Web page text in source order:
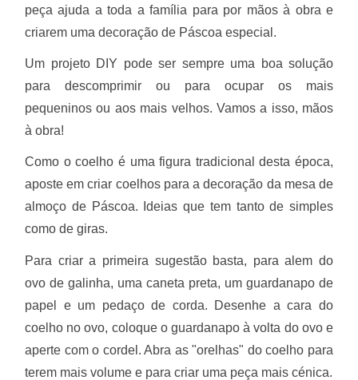
peça ajuda a toda a família para por mãos à obra e
criarem uma decoração de Páscoa especial.
Um projeto DIY pode ser sempre uma boa solução
para descomprimir ou para ocupar os mais
pequeninos ou aos mais velhos. Vamos a isso, mãos
à obra!
Como o coelho é uma figura tradicional desta época,
aposte em criar coelhos para a decoração da mesa de
almoço de Páscoa. Ideias que tem tanto de simples
como de giras.
Para criar a primeira sugestão basta, para alem do
ovo de galinha, uma caneta preta, um guardanapo de
papel e um pedaço de corda. Desenhe a cara do
coelho no ovo, coloque o guardanapo à volta do ovo e
aperte com o cordel. Abra as "orelhas" do coelho para
terem mais volume e para criar uma peça mais cénica.